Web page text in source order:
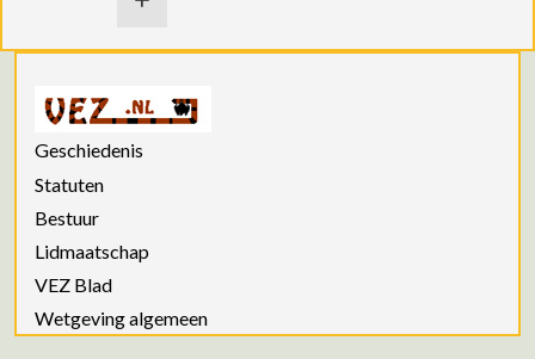
Geschiedenis
Statuten
Bestuur
Lidmaatschap
VEZ Blad
Wetgeving algemeen